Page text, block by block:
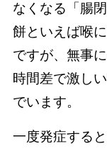
なくなる「腸
餅といえば喉
ですが、無事
時間差で激し
でいます。
一度発症する